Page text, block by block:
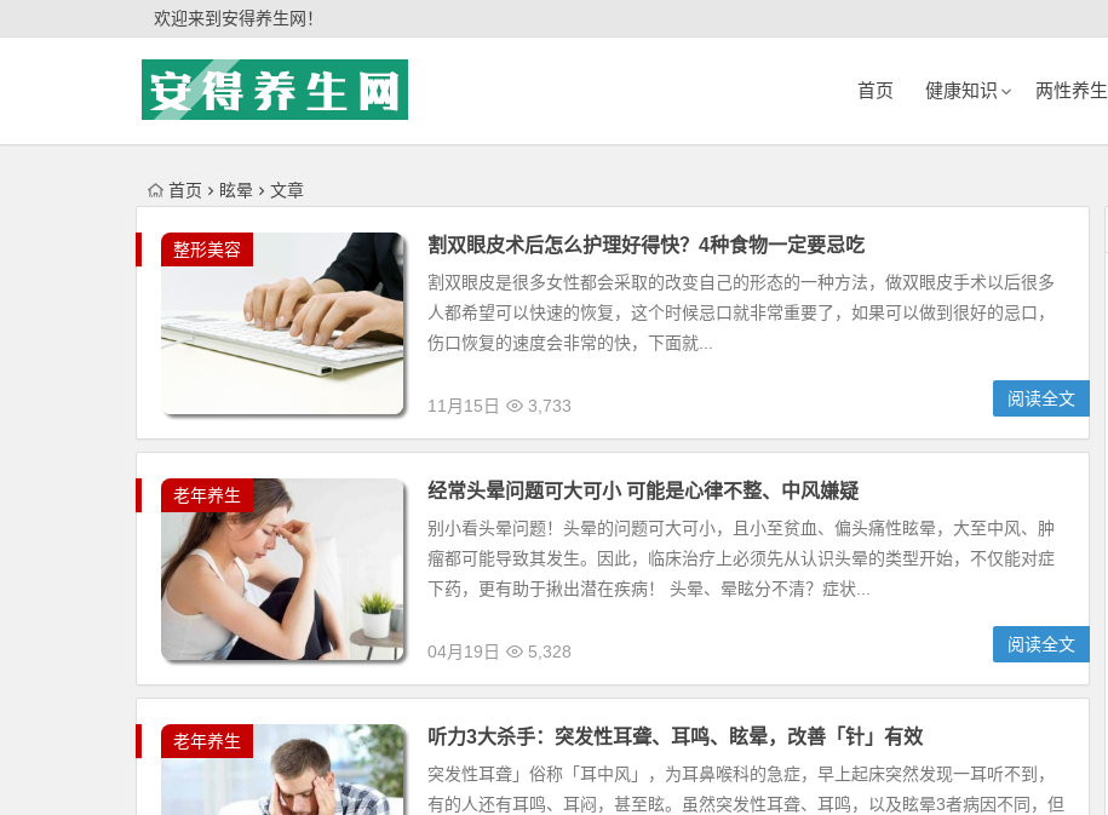
欢迎来到安得养生网！
首页 健康知识 两性养生
首页 眩晕 文章
整形美容 割双眼皮术后怎么护理好得快？4种食物一定要忌吃
割双眼皮是很多女性都会采取的改变自己的形态的一种方法，做双眼皮手术以后很多
人都希望可以快速的恢复，这个时候忌口就非常重要了，如果可以做到很好的忌口，
伤口恢复的速度会非常的快，下面就...
11月15日 3,733 阅读全文
老年养生 经常头晕问题可大可小 可能是心律不整、中风嫌疑
别小看头晕问题！头晕的问题可大可小，且小至贫血、偏头痛性眩晕，大至中风、肿
瘤都可能导致其发生。因此，临床治疗上必须先从认识头晕的类型开始，不仅能对症
下药，更有助于揪出潜在疾病！ 头晕、晕眩分不清？症状...
04月19日 5,328 阅读全文
老年养生 听力3大杀手：突发性耳聋、耳鸣、眩晕，改善「针」有效
突发性耳聋」俗称「耳中风」，为耳鼻喉科的急症，早上起床突然发现一耳听不到，
有的人还有耳鸣、耳闷，甚至眩。虽然突发性耳聋、耳鸣，以及眩晕3者病因不同，但